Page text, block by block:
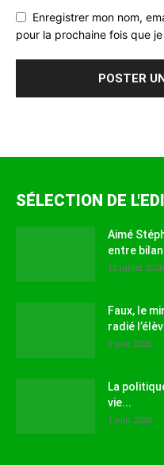
Enregistrer mon nom,
pour la prochaine fois que
SÉLECTION DE
Aimé
entre
12 juillet 2026
Faux, le
radié
9 juin 2026
La
vie...
1 juin 2026